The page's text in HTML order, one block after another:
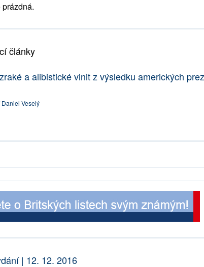
články
a alibistické vinit z výsledku amerických
Daniel Veselý
| 12. 12. 2016